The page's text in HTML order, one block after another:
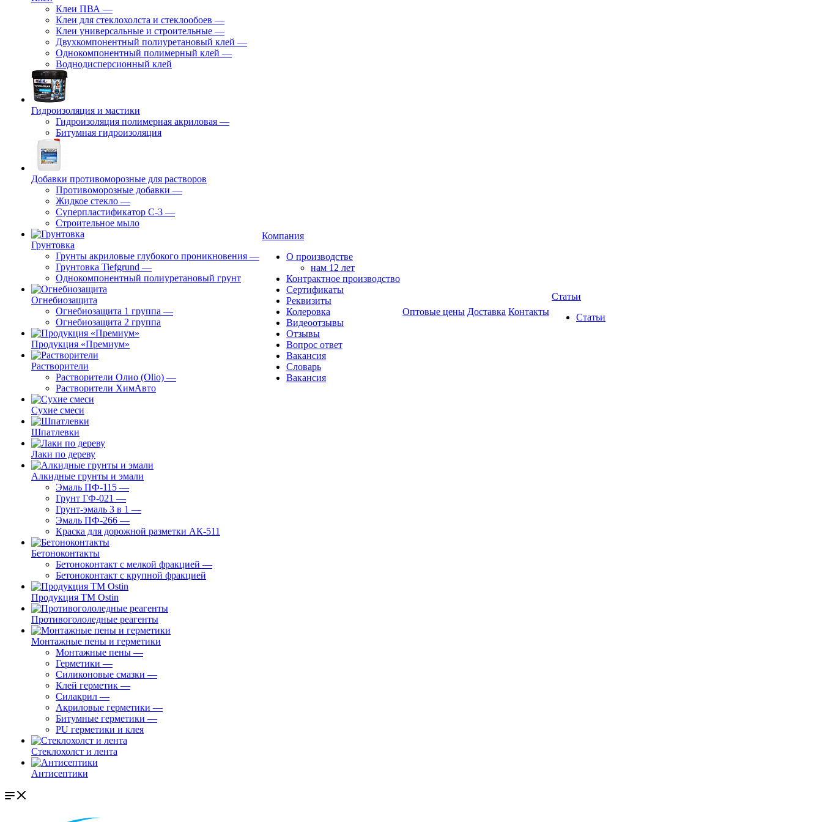
Клеи ПВА —
Клеи для стеклохолста и стеклообоев —
Клеи универсальные и строительные —
Двухкомпонентный полиуретановый клей —
Однокомпонентный полимерный клей —
Воднодисперсионный клей
Гидроизоляция и мастики
Гидроизоляция полимерная акриловая —
Битумная гидроизоляция
Добавки противоморозные для растворов
Противоморозные добавки —
Жидкое стекло —
Суперпластификатор С-3 —
Строительное мыло
Грунтовка
Грунты акриловые глубокого проникновения —
Грунтовка Tiefgrund —
Однокомпонентный полиуретановый грунт
Огнебиозащита
Огнебиозащита 1 группа —
Огнебиозащита 2 группа
Продукция «Премиум»
Растворители
Растворители Олио (Olio) —
Растворители ХимАвто
Сухие смеси
Шпатлевки
Лаки по дереву
Алкидные грунты и эмали
Эмаль ПФ-115 —
Грунт ГФ-021 —
Грунт-эмаль 3 в 1 —
Эмаль ПФ-266 —
Краска для дорожной разметки АК-511
Бетоноконтакты
Бетоноконтакт с мелкой фракцией —
Бетоноконтакт с крупной фракцией
Продукция ТМ Ostin
Противогололедные реагенты
Монтажные пены и герметики
Монтажные пены —
Герметики —
Силиконовые смазки —
Клей герметик —
Силакрил —
Акриловые герметики —
Битумные герметики —
PU герметики и клея
Стеклохолст и лента
Антисептики
Компания
О производстве
нам 12 лет
Контрактное производство
Сертификаты
Реквизиты
Колеровка
Видеоотзывы
Отзывы
Вопрос ответ
Вакансия
Словарь
Вакансия
Оптовые цены Доставка Контакты
Статьи
Статьи